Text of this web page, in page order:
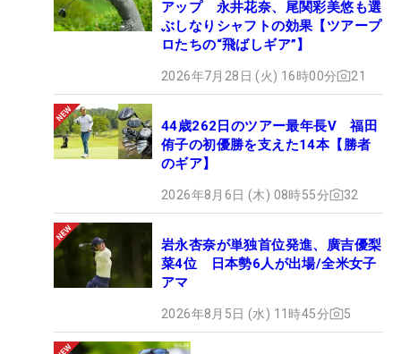
アップ 永井花奈、尾関彩美悠も選
ぶしなりシャフトの効果【ツアープ
ロたちの“飛ばしギア”】
2026年7月28日 (火) 16時00分 21
44歳262日のツアー最年長V 福田
侑子の初優勝を支えた14本【勝者
のギア】
2026年8月6日 (木) 08時55分 32
岩永杏奈が単独首位発進、廣吉優梨
菜4位 日本勢6人が出場/全米女子
アマ
2026年8月5日 (水) 11時45分 5